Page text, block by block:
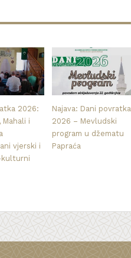
2026:
Mahali i
vjerski i
Najava: Dani povratka
2026 – Mevludski
program u džematu
Papraća